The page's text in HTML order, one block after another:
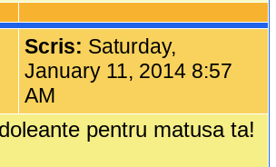
Scris: Saturday,
January 11, 2014 8:57
AM
pentru matusa ta!